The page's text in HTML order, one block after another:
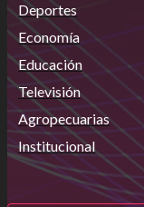
Deportes
Economía
Educación
Televisión
Agropecuarias
Institucional